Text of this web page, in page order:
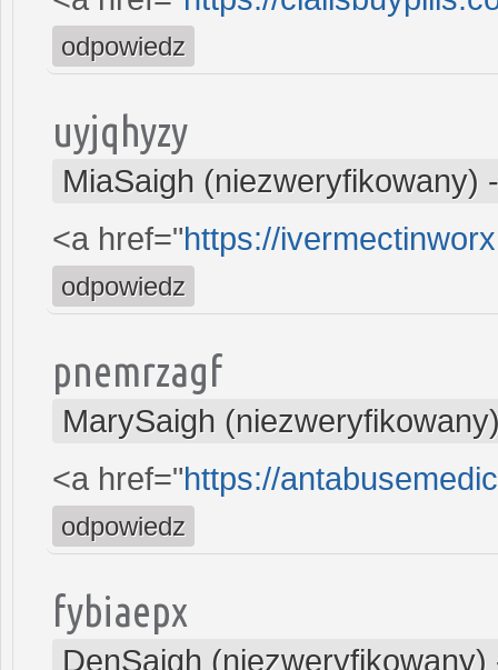
odpowiedz
uyjqhyzy
MiaSaigh (niezweryfikowany)
<a href="https://
odpowiedz
pnemrzagf
MarySaigh
<a href="https://
odpowiedz
fybiaepx
DenSaigh (niezweryfikowany)